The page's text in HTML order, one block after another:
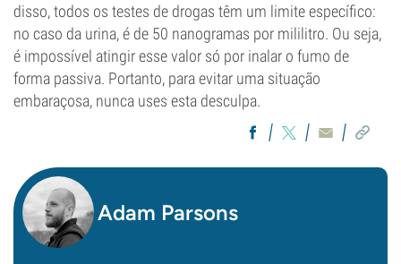
disso, todos os testes de drogas têm um limite específico:
no caso da urina, é de 50 nanogramas por mililitro. Ou seja,
é impossível atingir esse valor só por inalar o fumo de
forma passiva. Portanto, para evitar uma situação
embaraçosa, nunca uses esta desculpa.
Adam Parsons